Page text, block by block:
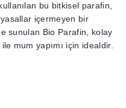
bu bitkisel parafin,
içermeyen bir
sunulan Bio Parafin, kolay
mum yapımı için idealdir.